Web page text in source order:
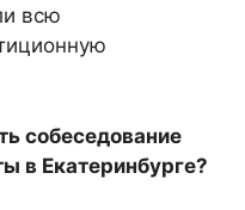
всю
собеседование
в Екатеринбурге?